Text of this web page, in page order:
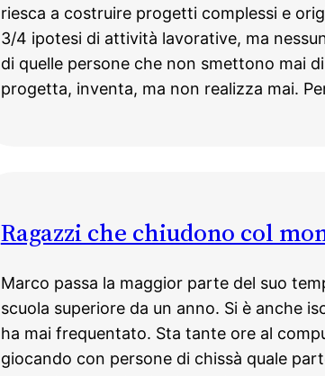
riesca a costruire progetti complessi e
3/4 ipotesi di attività lavorative, ma
di quelle persone che non smettono mai
progetta, inventa, ma non realizza mai.
Ragazzi che chiudono col
Marco passa la maggior parte del suo
scuola superiore da un anno. Si è anche
ha mai frequentato. Sta tante ore al
giocando con persone di chissà quale